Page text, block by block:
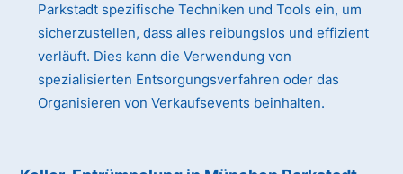
Parkstadt spezifische Techniken und Tools ein, um
sicherzustellen, dass alles reibungslos und effizient
verläuft. Dies kann die Verwendung von
spezialisierten Entsorgungsverfahren oder das
Organisieren von Verkaufsevents beinhalten.